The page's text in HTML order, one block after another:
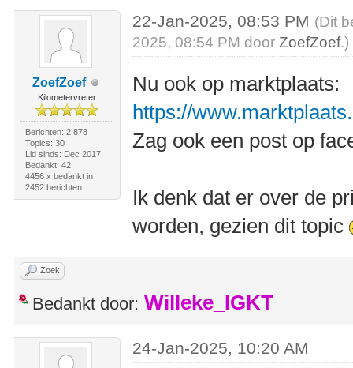
ZoefZoef
Kilometervreter
Berichten: 2.878
Topics: 30
Lid sinds: Dec 2017
Bedankt: 42
4456 x bedankt in
2452 berichten
22-Jan-2025, 08:53 PM (Dit
2025, 08:54 PM doorZoefZoef.)
Nu ook op marktplaats:
https://
Zag ook een post op
Ik denk dat er over de
worden, gezien dit topic
Zoek
Bedankt door: Willeke_IGKT
24-Jan-2025, 10:20 AM